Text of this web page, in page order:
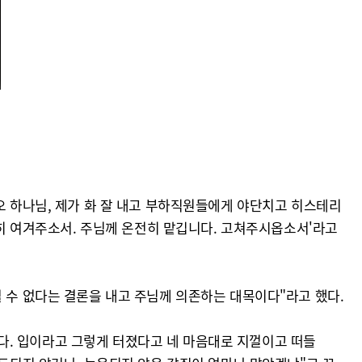
나님, 제가 화 잘 내고 부하직원들에게 야단치고 히스테리
겨주소서. 주님께 온전히 맡깁니다. 고쳐주시옵소서'라고
없다는 결론을 내고 주님께 의존하는 대목이다"라고 했다.
입이라고 그렇게 터졌다고 네 마음대로 지껄이고 떠들